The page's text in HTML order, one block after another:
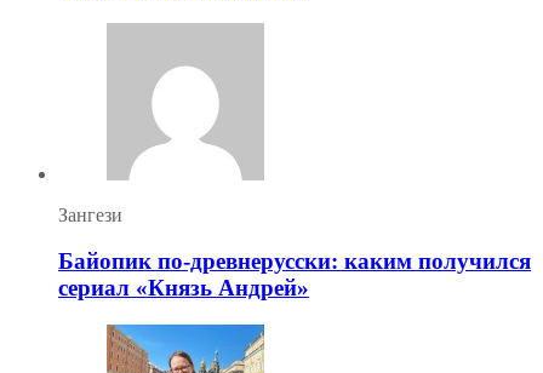
Зангези
Байопик по-древнерусски: каким получился
сериал «Князь Андрей»